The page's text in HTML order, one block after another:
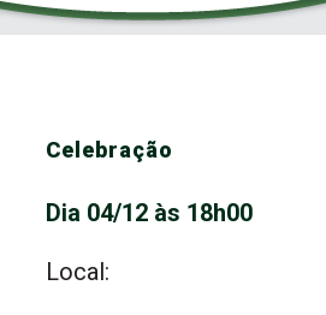
Celebração
Dia 04/12 às 18h00
Local: